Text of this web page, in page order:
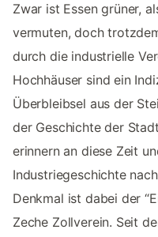
Zwar ist Essen grüner,
vermuten, doch
durch die industrielle
Hochhäuser sind ein
Überbleibsel aus der
der Geschichte der
erinnern an diese Zeit
Industriegeschichte
Denkmal ist dabei der
Zeche Zollverein. Seit